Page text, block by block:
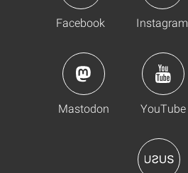
Facebook Instagram
Mastodon YouTube